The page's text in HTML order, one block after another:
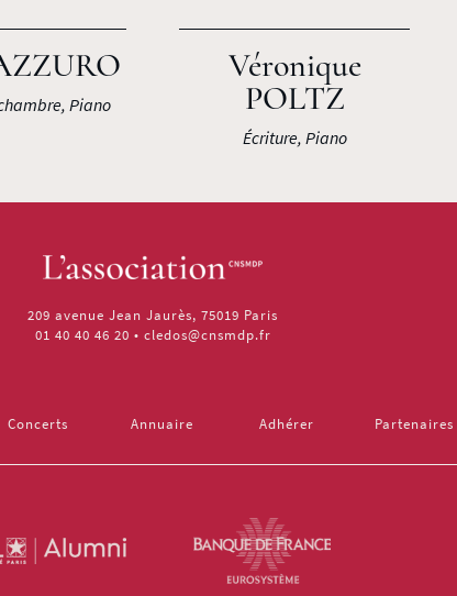
Piano
Véronique
POLTZ
Écriture, Piano
209 avenue Jean Jaurès, 75019 Paris
01 40 40 46 20 • cledos@cnsmdp.fr
Concerts Annuaire Adhérer Partenaires